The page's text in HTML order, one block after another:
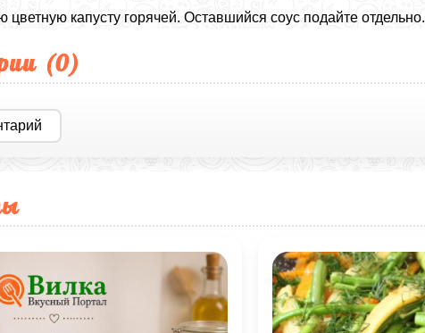
цветную капусту горячей. Оставшийся соус подайте отдельно.
(0)